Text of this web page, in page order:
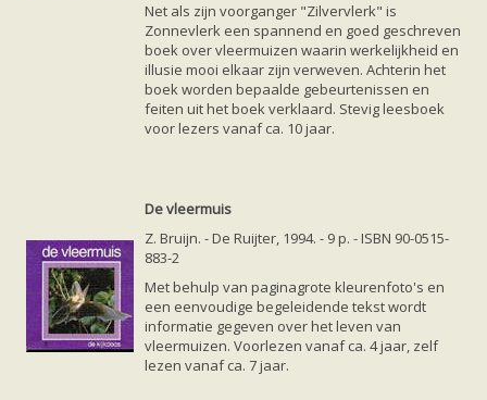
Net als zijn voorganger "Zilvervlerk" is
Zonnevlerk een spannend en goed geschreven
boek over vleermuizen waarin werkelijkheid en
illusie mooi elkaar zijn verweven. Achterin het
boek worden bepaalde gebeurtenissen en
feiten uit het boek verklaard. Stevig leesboek
voor lezers vanaf ca. 10 jaar.
De vleermuis
Z. Bruijn. - De Ruijter, 1994. - 9 p. - ISBN 90-0515-
883-2
Met behulp van paginagrote kleurenfoto's en
een eenvoudige begeleidende tekst wordt
informatie gegeven over het leven van
vleermuizen. Voorlezen vanaf ca. 4 jaar, zelf
lezen vanaf ca. 7 jaar.